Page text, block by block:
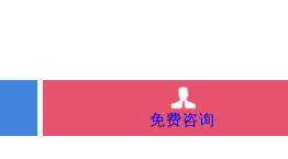
免费咨询